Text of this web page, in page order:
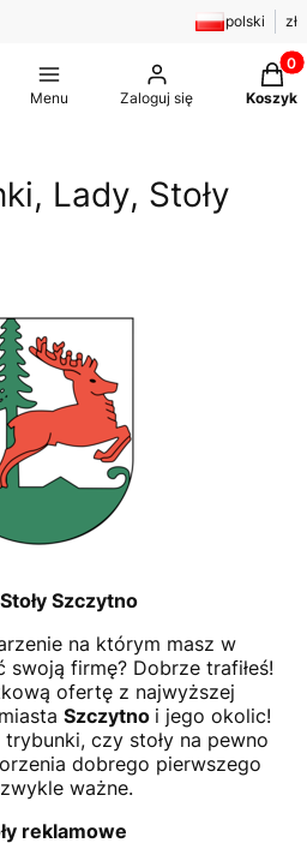
polski zł
Menu Zaloguj się Koszyk
Lady, Stoły
Szczytno
na którym masz w
swoją firmę? Dobrze trafiłeś!
ofertę z najwyższej
Szczytno i jego okolic!
czy stoły na pewno
dobrego pierwszego
ważne.
reklamowe